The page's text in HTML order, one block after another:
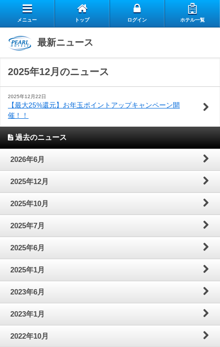
リ
ー
ク
ラ
ブ
の
ご
案
内
慢
の
朝
食
ス
タ
ッ
フ
の
想
い
お
客
様
の
声
よ
く
あ
る
質
問
お
問
い
合
わ
せ
閉じる
メニュー トップ ログイン ホテル一覧
最新ニュース
2025年12月のニュース
2025年12月22日
【最大25%還元】お年玉ポイントアップキャンペーン開
催！！
過去のニュース
2026年6月
2025年12月
2025年10月
2025年7月
2025年6月
2025年1月
2023年6月
2023年1月
2022年10月